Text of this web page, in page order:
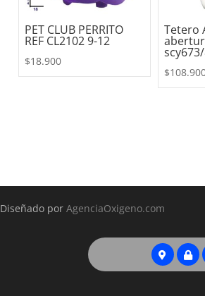
PET CLUB PERRITO
REF CL2102 9-12
$18.900
Tetero
$
Diseñado por AgenciaOxigeno.com